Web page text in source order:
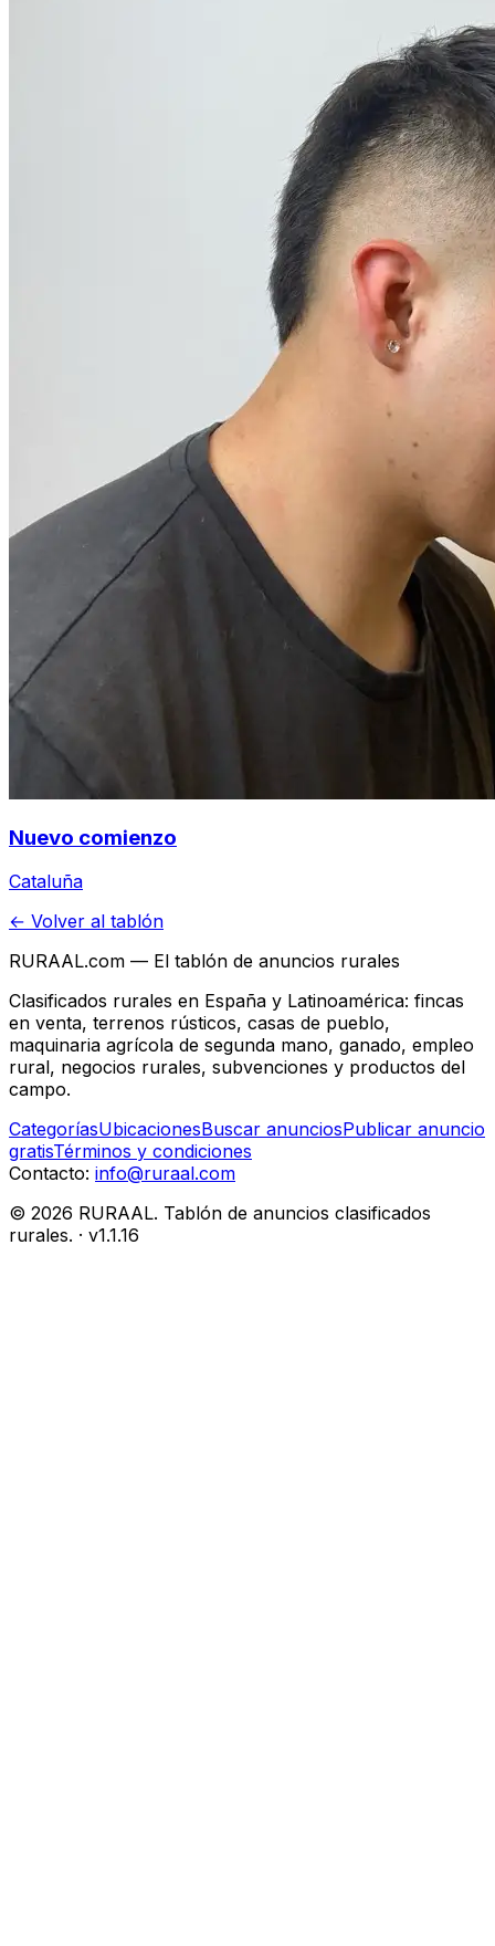
Nuevo comienzo
Cataluña
← Volver al tablón
RURAAL.com — El tablón de anuncios rurales
Clasificados rurales en España y Latinoamérica: fincas
en venta, terrenos rústicos, casas de pueblo,
maquinaria agrícola de segunda mano, ganado, empleo
rural, negocios rurales, subvenciones y productos del
campo.
CategoríasUbicacionesBuscar anunciosPublicar anuncio
gratisTérminos y condiciones
Contacto: info@ruraal.com
© 2026 RURAAL. Tablón de anuncios clasificados
rurales. · v1.1.16